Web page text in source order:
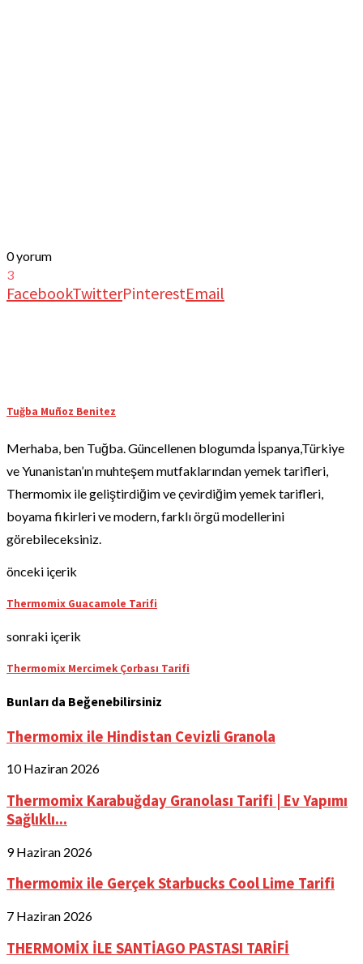
0 yorum
3
FacebookTwitterPinterestEmail
Tuğba Muñoz Benitez
Merhaba, ben Tuğba. Güncellenen blogumda İspanya,Türkiye
ve Yunanistan’ın muhteşem mutfaklarından yemek tarifleri,
Thermomix ile geliştirdiğim ve çevirdiğim yemek tarifleri,
boyama fikirleri ve modern, farklı örgü modellerini
görebileceksiniz.
önceki içerik
Thermomix Guacamole Tarifi
sonraki içerik
Thermomix Mercimek Çorbası Tarifi
Bunları da Beğenebilirsiniz
Thermomix ile Hindistan Cevizli Granola
10 Haziran 2026
Thermomix Karabuğday Granolası Tarifi | Ev Yapımı
Sağlıklı...
9 Haziran 2026
Thermomix ile Gerçek Starbucks Cool Lime Tarifi
7 Haziran 2026
THERMOMİX İLE SANTİAGO PASTASI TARİFİ